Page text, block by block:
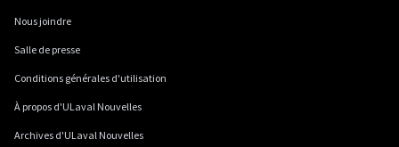
Nous joindre
Salle de presse
Conditions générales d'utilisation
À propos d'ULaval Nouvelles
Archives d'ULaval Nouvelles